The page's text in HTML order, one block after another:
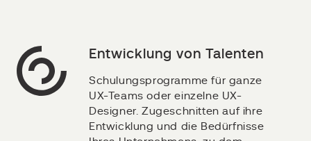
Entwicklung von Talenten
Schulungsprogramme für ganze
UX-Teams oder einzelne UX-
Designer. Zugeschnitten auf ihre
Entwicklung und die Bedürfnisse